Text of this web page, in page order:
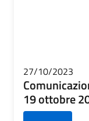
27/10/2023
19 ottobre